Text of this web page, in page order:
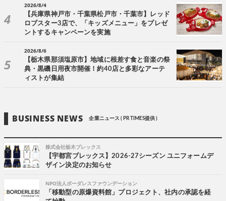
2026/8/4
【兵庫県神戸市・千葉県松戸市・千葉市】レッド
ロブスター3店で、「キッズメニュー」をプレゼ
ントするキャンペーンを実施
2026/8/6
【栃木県那須塩原市】地域に根差す食と音楽の祭
典・黒磯日用夜市開催！約40店と多彩なアーテ
ィストが集結
BUSINESS NEWS 企業ニュース ( PR TIMES提供 )
株式会社栃木ブレックス
【宇都宮ブレックス】2026-27シーズン ユニフォームデ
ザイン決定のお知らせ
NPO法人ボーダレスファウンデーション
「移動型の原爆資料館」プロジェクト、社内の承認を経